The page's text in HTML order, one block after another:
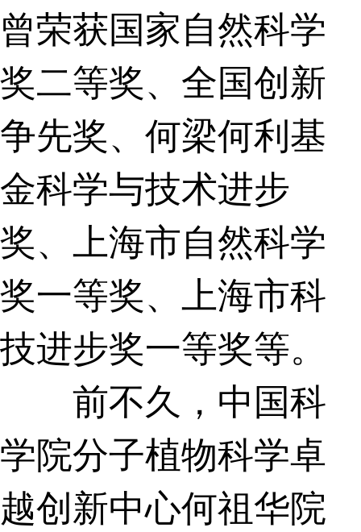
曾荣获国家自然科学
奖二等奖、全国创新
争先奖、何梁何利基
金科学与技术进步
奖、上海市自然科学
奖一等奖、上海市科
技进步奖一等奖等。
前不久，中国科
学院分子植物科学卓
越创新中心何祖华院